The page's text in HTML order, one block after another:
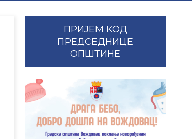
ПРИЈЕМ КОД
ПРЕДСЕДНИЦЕ
ОПШТИНЕ